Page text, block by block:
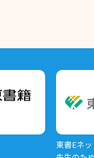
東書Eネッ